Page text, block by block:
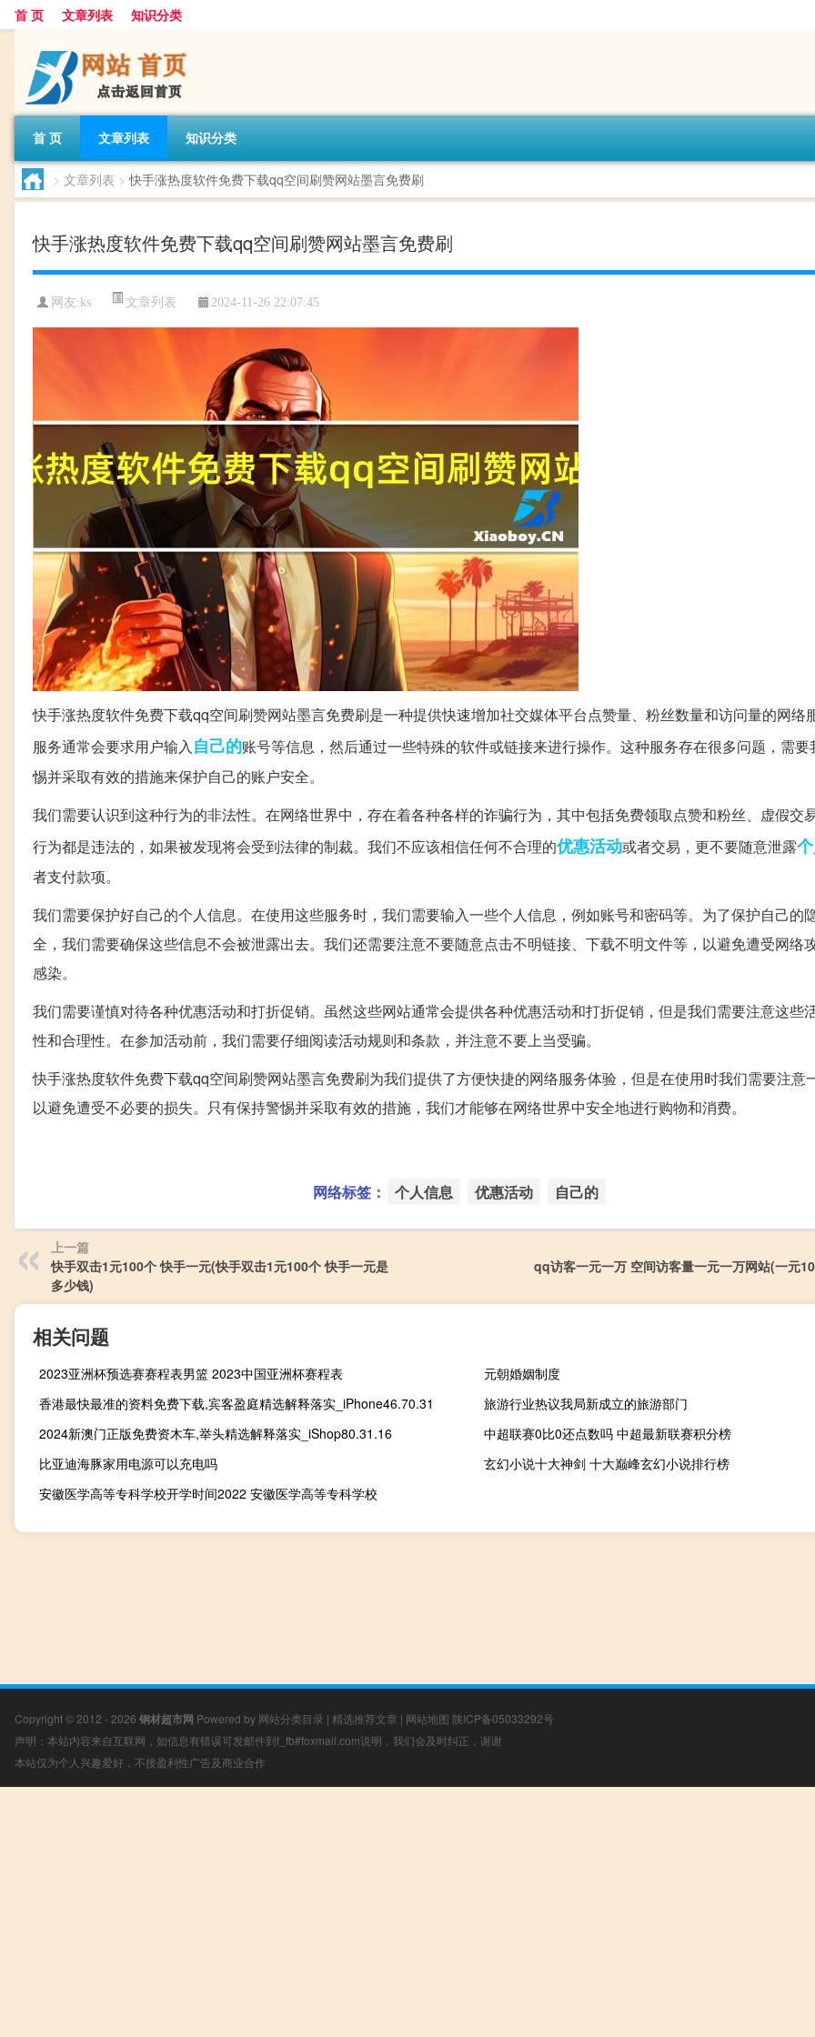
首 页 文章列表 知识分类
首 页 文章列表 知识分类
> 文章列表 > 快手涨热度软件免费下载qq空间刷赞网站墨言免费刷
快手涨热度软件免费下载qq空间刷赞网站墨言免费刷
网友: ks 文章列表 2024-11-26 22:07:45
快手涨热度软件免费下载qq空间刷赞网站墨言免费刷是一种提供快速增加社交媒体平台点赞量、粉丝数量和访问量的网络
服务通常会要求用户输入自己的账号等信息，然后通过一些特殊的软件或链接来进行操作。这种服务存在很多问题，需要
惕并采取有效的措施来保护自己的账户安全。
我们需要认识到这种行为的非法性。在网络世界中，存在着各种各样的诈骗行为，其中包括免费领取点赞和粉丝、虚假交
行为都是违法的，如果被发现将会受到法律的制裁。我们不应该相信任何不合理的优惠活动或者交易，更不要随意泄露
者支付款项。
我们需要保护好自己的个人信息。在使用这些服务时，我们需要输入一些个人信息，例如账号和密码等。为了保护自己的
全，我们需要确保这些信息不会被泄露出去。我们还需要注意不要随意点击不明链接、下载不明文件等，以避免遭受网络
感染。
我们需要谨慎对待各种优惠活动和打折促销。虽然这些网站通常会提供各种优惠活动和打折促销，但是我们需要注意这些
性和合理性。在参加活动前，我们需要仔细阅读活动规则和条款，并注意不要上当受骗。
快手涨热度软件免费下载qq空间刷赞网站墨言免费刷为我们提供了方便快捷的网络服务体验，但是在使用时我们需要注意
以避免遭受不必要的损失。只有保持警惕并采取有效的措施，我们才能够在网络世界中安全地进行购物和消费。
网络标签： 个人信息 优惠活动 自己的
上一篇
快手双击1元100个 快手一元(快手双击1元100个 快手一元是
多少钱)
qq访客一元一万 空间访客量一元一万网站(一元
相关问题
2023亚洲杯预选赛赛程表男篮 2023中国亚洲杯赛程表
元朝婚姻制度
香港最快最准的资料免费下载,宾客盈庭精选解释落实_iPhone46.70.31
旅游行业热议我局新成立的旅游部门
2024新澳门正版免费资木车,举头精选解释落实_iShop80.31.16
中超联赛0比0还点数吗 中超最新联赛积分榜
比亚迪海豚家用电源可以充电吗
玄幻小说十大神剑 十大巅峰玄幻小说排行榜
安徽医学高等专科学校开学时间2022 安徽医学高等专科学校
Copyright © 2012 - 2026 钢材超市网 Powered by 网站分类目录 | 精选推荐文章 | 网站地图 陕ICP备05033292号
声明：本站内容来自互联网，如信息有错误可发邮件到f_fb#foxmail.com说明，我们会及时纠正，谢谢
本站仅为个人兴趣爱好，不接盈利性广告及商业合作